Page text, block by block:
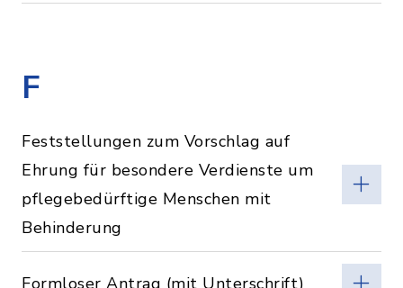
F
Feststellungen zum Vorschlag auf
Ehrung für besondere Verdienste um
pflegebedürftige Menschen mit
Behinderung
Formloser Antrag (mit Unterschrift)